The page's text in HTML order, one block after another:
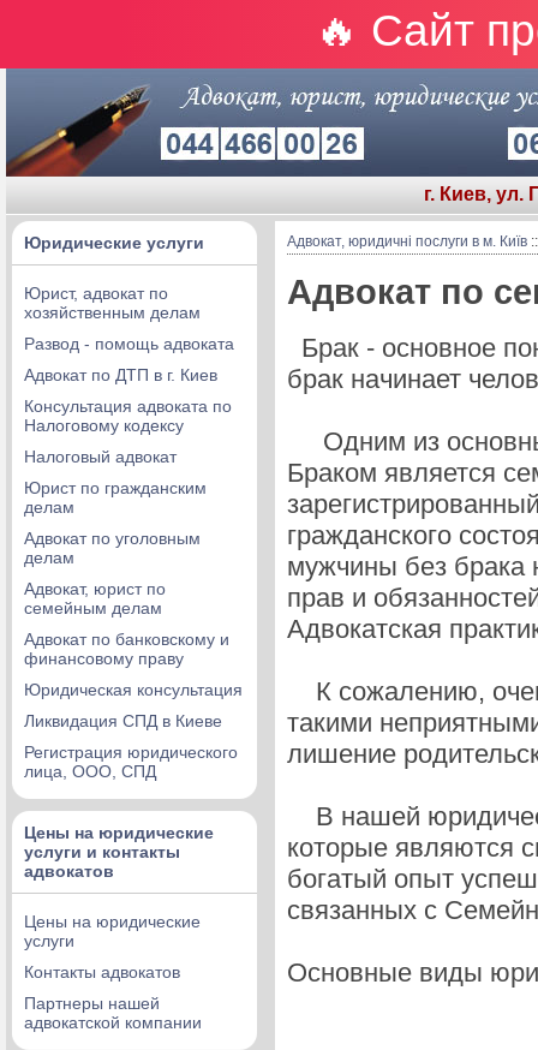
🔥 Сайт
г. Киев, ул.
Юридические услуги
Юрист, адвокат по
хозяйственным делам
Развод - помощь адвоката
Адвокат по ДТП в г. Киев
Консультация адвоката по
Налоговому кодексу
Налоговый адвокат
Юрист по гражданским
делам
Адвокат по уголовным
делам
Адвокат, юрист по
семейным делам
Адвокат по банковскому и
финансовому праву
Юридическая консультация
Ликвидация СПД в Киеве
Регистрация юридического
лица, ООО, СПД
Цены на юридические
услуги и контакты
адвокатов
Цены на юридические
услуги
Контакты адвокатов
Партнеры нашей
адвокатской компании
Адвокат, юридичні послуги в м. Київ
Адвокат по
Брак - основное
брак начинает
Одним из
Браком является
гражданского
мужчины без брака
прав и
Адвокатская
К сожалению,
такими
лишение
В нашей
которые являются
богатый опыт
связанных с
Основные виды